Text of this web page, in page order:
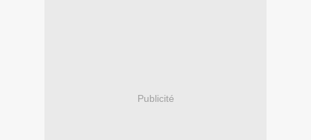
Publicité